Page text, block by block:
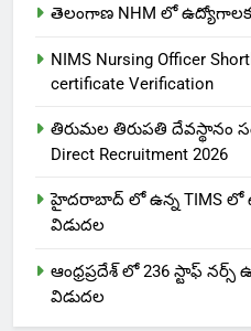
తెలంగాణ NHM లో
NIMS Nursing Officer
certificate Verification
తిరుమల తిరుపతి దేవస్థానం
Direct Recruitment 2026
హైదరాబాద్ లో ఉన్న TIMS లో
విడుదల
ఆంధ్రప్రదేశ్ లో 236 స్టాఫ్
విడుదల